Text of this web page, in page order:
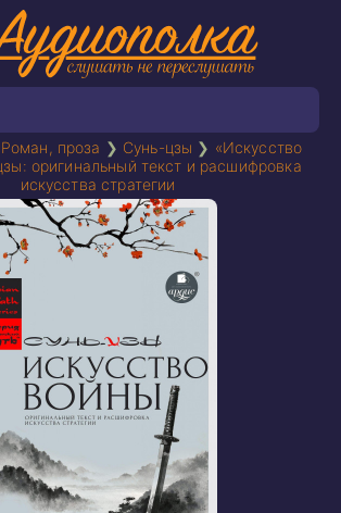
Роман, проза ❯ Сунь-цзы ❯ «Искусство
оригинальный текст и расшифровка
искусства стратегии